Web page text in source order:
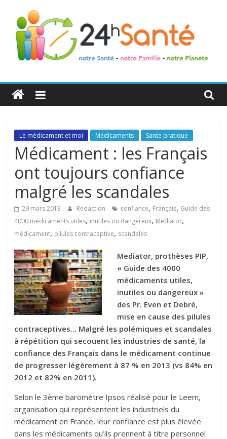
24h
Santé
La
santé
toute
famille
Le médicament et moi Médicaments Santé pratique
Médicament : les Français
ont toujours confiance
malgré les scandales
29 mars 2013 Rédaction confiance, Français, Guide des
4000 médicaments utiles, inutiles ou dangereux, Mediator,
médicament, pilules contraceptive, scandales
Mediator, prothèses PIP,
« Guide des 4000
médicaments utiles,
inutiles ou dangereux »
des Pr. Even et Debré,
mise en cause des pilules
contraceptives… Malgré les polémiques et scandales
à répétition qui secouent les industries de santé, la
confiance des Français dans le médicament continue
de progresser légèrement à 87 % en 2013 (vs 84% en
2012 et 82% en 2011).
Selon le 3ème baromètre Ipsos réalisé pour le Leem,
organisation qui représentent les industriels du
médicament en France, leur confiance est plus élevée
dans les médicaments qu’ils prennent à titre personnel